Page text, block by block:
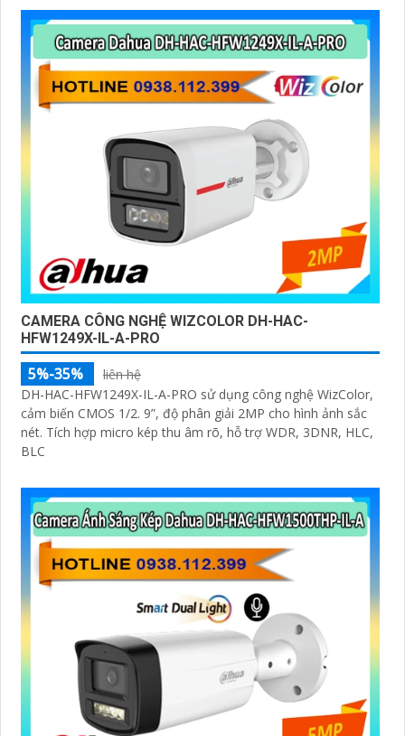
CAMERA CÔNG NGHỆ WIZCOLOR DH-HAC-
HFW1249X-IL-A-PRO
5%-35%
liên hệ
DH-HAC-HFW1249X-IL-A-PRO sử dụng công nghệ WizColor,
cảm biến CMOS 1/2. 9”, độ phân giải 2MP cho hình ảnh sắc
nét. Tích hợp micro kép thu âm rõ, hỗ trợ WDR, 3DNR, HLC,
BLC